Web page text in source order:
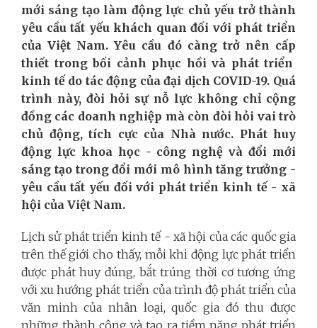
mới sáng tạo làm động lực chủ yếu trở thành
yêu cầu tất yếu khách quan đối với phát triển
của Việt Nam. Yêu cầu đó càng trở nên cấp
thiết trong bối cảnh phục hồi và phát triển
kinh tế do tác động của đại dịch COVID-19. Quá
trình này, đòi hỏi sự nỗ lực không chỉ cộng
đồng các doanh nghiệp mà còn đòi hỏi vai trò
chủ động, tích cực của Nhà nước. Phát huy
động lực khoa học - công nghệ và đổi mới
sáng tạo trong đổi mới mô hình tăng trưởng -
yêu cầu tất yếu đối với phát triển kinh tế - xã
hội của Việt Nam.
Lịch sử phát triển kinh tế - xã hội của các quốc gia
trên thế giới cho thấy, mỗi khi động lực phát triển
được phát huy đúng, bắt trúng thời cơ tương ứng
với xu hướng phát triển của trình độ phát triển của
văn minh của nhân loại, quốc gia đó thu được
những thành công và tạo ra tiềm năng phát triển